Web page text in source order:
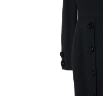
faster.
About
Careers
Sitemap